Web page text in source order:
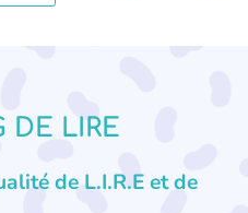
DE LIRE
de L.I.R.E et de